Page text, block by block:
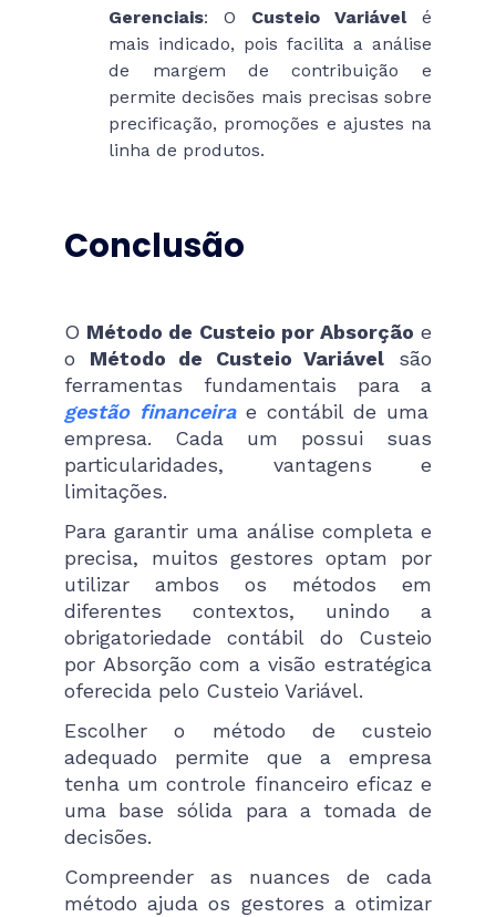
Gerenciais: O Custeio Variávelé
mais indicado, pois facilita a análise
de margem de contribuição e
permite decisões mais precisas sobre
precificação, promoções e ajustes na
linha de produtos.
Conclusão
O Método de Custeio por Absorção e
o Método de Custeio Variável são
ferramentas fundamentais para a
gestão financeirae contábil de uma
empresa. Cada um possui suas
particularidades, vantagens e
limitações.
Para garantir uma análise completa e
precisa, muitos gestores optam por
utilizar ambos os métodos em
diferentes contextos, unindo a
obrigatoriedade contábil do Custeio
por Absorção com a visão estratégica
oferecida pelo Custeio Variável.
Escolher o método de custeio
adequado permite que a empresa
tenha um controle financeiro eficaz e
uma base sólida para a tomada de
decisões.
Compreender as nuances de cada
método ajuda os gestores a otimizar